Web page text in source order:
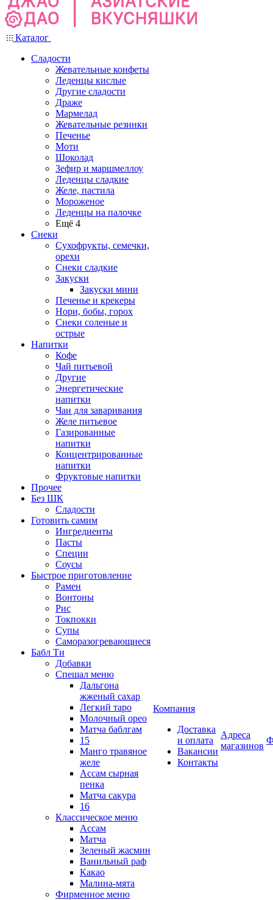
Каталог
Сладости
Жевательные конфеты
Леденцы кислые
Другие сладости
Драже
Мармелад
Жевательные резинки
Печенье
Моти
Шоколад
Зефир и маршмеллоу
Леденцы сладкие
Желе, пастила
Мороженое
Леденцы на палочке
Ещё 4
Снеки
Сухофрукты, семечки,
орехи
Снеки сладкие
Закуски
Закуски мини
Печенье и крекеры
Нори, бобы, горох
Снеки соленые и
острые
Напитки
Кофе
Чай питьевой
Другие
Энергетические
напитки
Чаи для заваривания
Желе питьевое
Газированные
напитки
Концентрированные
напитки
Фруктовые напитки
Прочее
Без ШК
Сладости
Готовить самим
Ингредиенты
Пасты
Специи
Соусы
Быстрое приготовление
Рамен
Вонтоны
Рис
Токпокки
Супы
Саморазогревающиеся
Бабл Ти
Добавки
Спешал меню
Дальгона
жженый сахар
Легкий таро
Молочный орео
Матча баблгам
15
Манго травяное
желе
Ассам сырная
пенка
Матча сакура
16
Классическое меню
Ассам
Матча
Зеленый жасмин
Ванильный раф
Какао
Малина-мята
Фирменное меню
Компания
Доставка
и оплата
Вакансии
Контакты
Адреса
магазинов